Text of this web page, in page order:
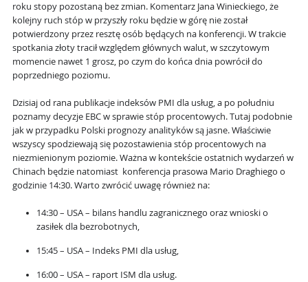
roku stopy pozostaną bez zmian. Komentarz Jana Winieckiego, że
kolejny ruch stóp w przyszły roku będzie w górę nie został
potwierdzony przez resztę osób będących na konferencji. W trakcie
spotkania złoty tracił względem głównych walut, w szczytowym
momencie nawet 1 grosz, po czym do końca dnia powrócił do
poprzedniego poziomu.
Dzisiaj od rana publikacje indeksów PMI dla usług, a po południu
poznamy decyzje EBC w sprawie stóp procentowych. Tutaj podobnie
jak w przypadku Polski prognozy analityków są jasne. Właściwie
wszyscy spodziewają się pozostawienia stóp procentowych na
niezmienionym poziomie. Ważna w kontekście ostatnich wydarzeń w
Chinach będzie natomiast konferencja prasowa Mario Draghiego o
godzinie 14:30. Warto zwrócić uwagę również na:
14:30 – USA – bilans handlu zagranicznego oraz wnioski o
zasiłek dla bezrobotnych,
15:45 – USA – Indeks PMI dla usług,
16:00 – USA – raport ISM dla usług.